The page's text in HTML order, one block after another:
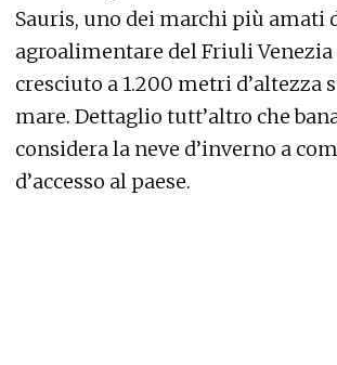
Sauris, uno dei marchi più amati
agroalimentare del Friuli Venezia
cresciuto a 1.200 metri d’altezza
mare. Dettaglio tutt’altro che
considera la neve d’inverno a
d’accesso al paese.